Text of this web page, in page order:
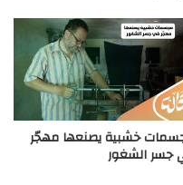
خشبية يصنعها مهجّر
جسر الشغور